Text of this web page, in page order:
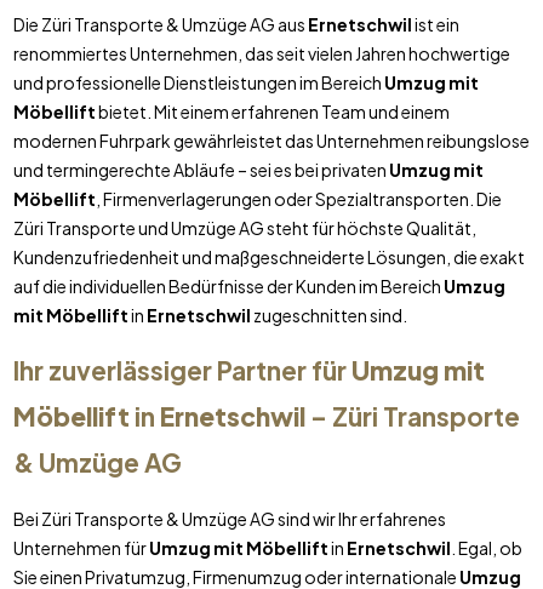
Die Züri Transporte & Umzüge AG aus Ernetschwilist ein
renommiertes Unternehmen, das seit vielen Jahren hochwertige
und professionelle Dienstleistungen im Bereich Umzug mit
Möbelliftbietet. Mit einem erfahrenen Team und einem
modernen Fuhrpark gewährleistet das Unternehmen reibungslose
und termingerechte Abläufe – sei es bei privaten Umzug mit
Möbellift , Firmenverlagerungen oder Spezialtransporten. Die
Züri Transporte und Umzüge AG steht für höchste Qualität,
Kundenzufriedenheit und maßgeschneiderte Lösungen, die exakt
auf die individuellen Bedürfnisse der Kunden im Bereich Umzug
mit Möbelliftin Ernetschwil zugeschnitten sind.
Ihr zuverlässiger Partner fürUmzug mit
Möbellift in Ernetschwil– Züri Transporte
& Umzüge AG
Bei Züri Transporte & Umzüge AG sind wir Ihr erfahrenes
Unternehmen fürUmzug mit Möbelliftin Ernetschwil . Egal, ob
Sie einen Privatumzug, Firmenumzug oder internationale Umzug